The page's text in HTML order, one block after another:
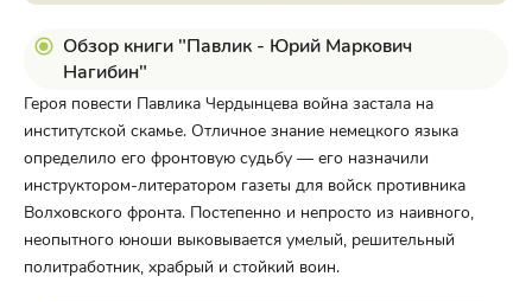
Обзор книги "Павлик - Юрий Маркович
Нагибин"
Героя повести Павлика Чердынцева война застала на
институтской скамье. Отличное знание немецкого языка
определило его фронтовую судьбу — его назначили
инструктором-литератором газеты для войск противника
Волховского фронта. Постепенно и непросто из наивного,
неопытного юноши выковывается умелый, решительный
политработник, храбрый и стойкий воин.